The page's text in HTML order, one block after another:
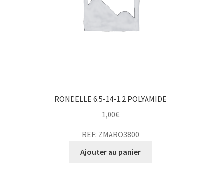
RONDELLE 6.5-14-1.2 POLYAMIDE
1,00€
REF: ZMARO3800
Ajouter au panier